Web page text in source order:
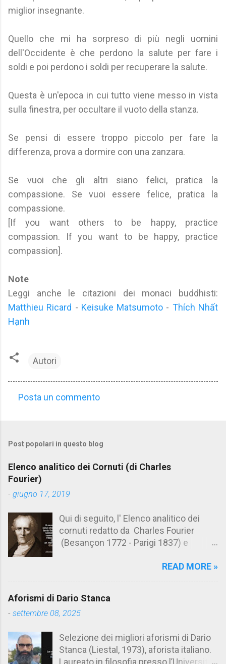
miglior insegnante.
Quello che mi ha sorpreso di più negli uomini
dell'Occidente è che perdono la salute per fare i
soldi e poi perdono i soldi per recuperare la salute.
Questa è un'epoca in cui tutto viene messo in vista
sulla finestra, per occultare il vuoto della stanza.
Se pensi di essere troppo piccolo per fare la
differenza, prova a dormire con una zanzara.
Se vuoi che gli altri siano felici, pratica la
compassione. Se vuoi essere felice, pratica la
compassione.
[If you want others to be happy, practice
compassion. If you want to be happy, practice
compassion].
Note
Leggi anche le citazioni dei monaci buddhisti:
Matthieu Ricard - Keisuke Matsumoto - Thích Nhất
Hạnh
Autori
m
e
n
t
Posta un commento
Post popolari in questo blog
Elenco analitico dei Cornuti (di Charles
Fourier)
- giugno 17, 2019
Qui di seguito, l' Elenco analitico dei
cornuti redatto da Charles Fourier
(Besançon 1772 - Parigi 1837) e
Aforismario trovi anche una raccolta di
cornuto pretenzioso: colui che ritiene
sua moglie tanto fortunata, per averlo
ammettere l'idea del tradimento. Ciò lo
rende un marito assai comodo.
READ MORE »
Aforismi di Dario Stanca
- settembre 08, 2025
Selezione dei migliori aforismi di Dario
Stanca (Liestal, 1973), aforista italiano.
Laureato in filosofia presso l’Università